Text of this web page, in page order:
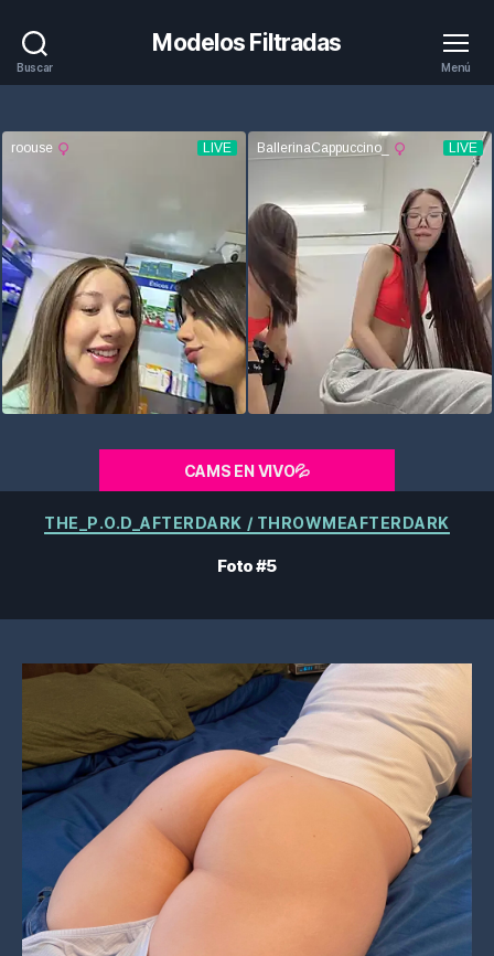
Buscar
Modelos Filtradas
Menú
CAMS EN VIVO💦
Categorías
THE_P.O.D_AFTERDARK / THROWMEAFTERDARK
Foto #5